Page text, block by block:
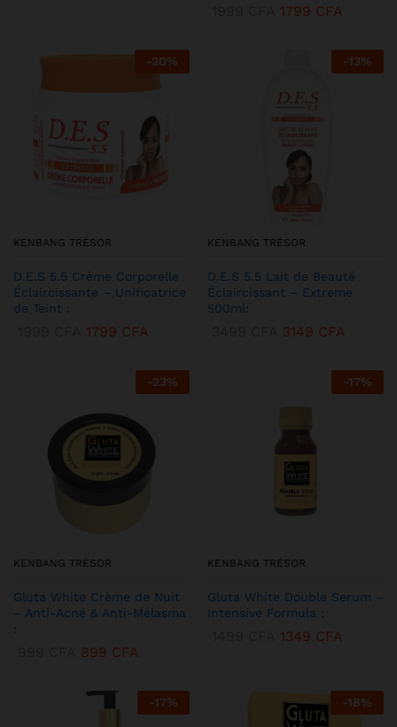
1799 CFA
-20%
KENBANG TRÉSOR
D.E.S 5.5 Crème Corporelle
Éclaircissante – Unificatrice
de Teint :
1799 CFA
-13%
KENBANG TRÉSOR
D.E.S 5.5 Lait de Beauté
Éclaircissant – Extreme
500ml:
3149 CFA
-23%
KENBANG TRÉSOR
Gluta White Crème de Nuit
– Anti-Acné & Anti-Mélasma
:
899 CFA
-17%
KENBANG TRÉSOR
Gluta White Double Serum –
Intensive Formula :
1349 CFA
-17% -18%